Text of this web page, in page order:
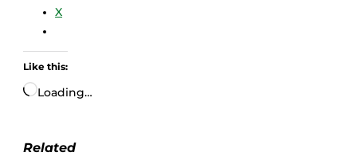
X
Like this:
Loading…
Related